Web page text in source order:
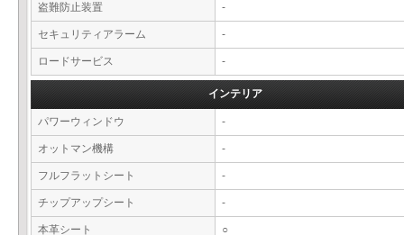
盗難防止装置 -
セキュリティアラーム -
ロードサービス -
インテリア
パワーウィンドウ -
オットマン機構 -
フルフラットシート -
チップアップシート -
本革シート ○